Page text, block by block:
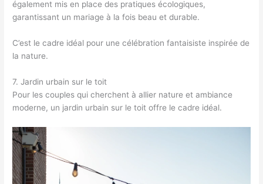
également mis en place des pratiques écologiques,
garantissant un mariage à la fois beau et durable.
C’est le cadre idéal pour une célébration fantaisiste inspirée de
la nature.
7. Jardin urbain sur le toit
Pour les couples qui cherchent à allier nature et ambiance
moderne, un jardin urbain sur le toit offre le cadre idéal.